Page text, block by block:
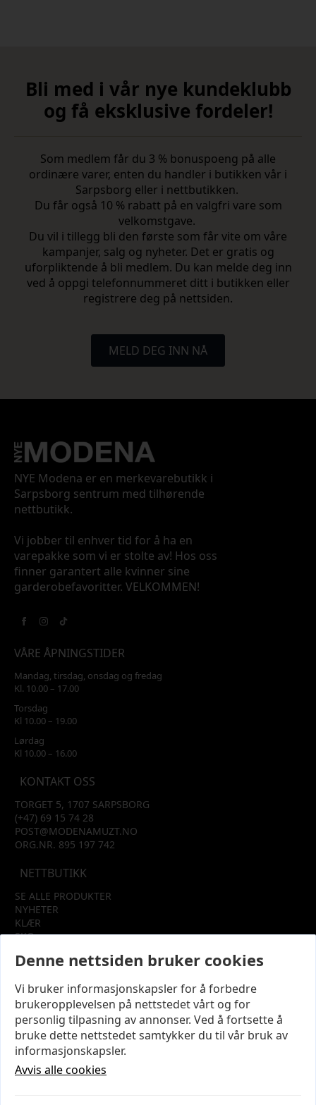
Bli med i vår nye kundeklubb
og få eksklusive fordeler!
Som medlem får du 3 % bonuspoeng på alle
ordinære varer, enten du handler i butikken vår i
Sarpsborg eller i nettbutikken.
Du får også 10 % rabatt på en valgfri vare som
velkomstgave.
Du vil i tillegg bli den første som får vite om våre
kampanjer, salg og nyheter. Det er gratis og
uforpliktende å bli medlem. Du kan melde deg inn
ved å oppgi telefonnummeret ditt i butikken eller
registrere deg på nettsiden.
MELD DEG INN NÅ
NYE Modena er en merkevarebutikk i
Sarpsborg sentrum med tilhørende
nettbutikk.
Vi jobber til enhver tid for å ha en
varepakke som vi er stolte av! Hos oss
finner garantert alle kvinner sine
garderobefavoritter. VELKOMMEN!
VÅRE ÅPNINGSTIDER
Mandag, tirsdag, onsdag og fredag
Kl. 10.00 – 17.00
Torsdag
Kl 10.00 – 19.00
Lørdag
Kl 10.00 – 16.00
KONTAKT OSS
TORGET 5, 1707 SARPSBORG
(+47) 69 15 74 28
POST@MODENAMUZT.NO
ORG.NR. 895 197 742
NETTBUTIKK
SE ALLE PRODUKTER
NYHETER
KLÆR
SKO
SALG
INFORMASJON
OM OSS
KUNDEKLUBB
KONTAKT OSS
KJØPSVILKÅR OG BETINGELSER
PERSONVERN
Denne nettsiden bruker cookies
Vi bruker informasjonskapsler for å forbedre
brukeropplevelsen på nettstedet vårt og for
personlig tilpasning av annonser. Ved å fortsette å
bruke dette nettstedet samtykker du til vår bruk av
informasjonskapsler.
Avvis alle cookies